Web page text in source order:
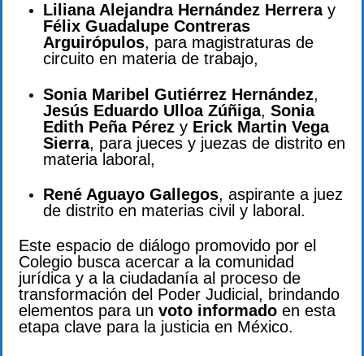
Liliana Alejandra Hernández Herreray
Félix Guadalupe Contreras
Arguirópulos, para magistraturas de
circuito en materia de trabajo,
Sonia Maribel Gutiérrez Hernández,
Jesús Eduardo Ulloa Zúñiga, Sonia
Edith Peña Pérez y Erick Martin Vega
Sierra, para jueces y juezas de distrito en
materia laboral,
René Aguayo Gallegos, aspirante a juez
de distrito en materias civil y laboral.
Este espacio de diálogo promovido por el
Colegio busca acercar a la comunidad
jurídica y a la ciudadanía al proceso de
transformación del Poder Judicial, brindando
elementos para un voto informado en esta
etapa clave para la justicia en México.